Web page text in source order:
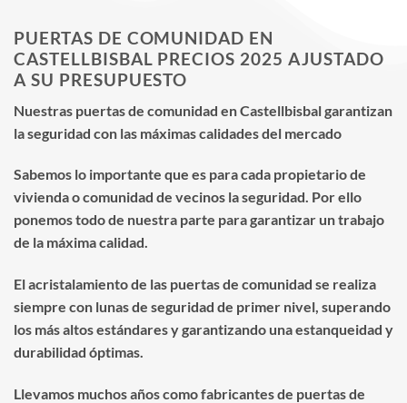
PUERTAS DE COMUNIDAD EN
CASTELLBISBAL PRECIOS 2025 AJUSTADO
A SU PRESUPUESTO
Nuestras puertas de comunidad en Castellbisbal garantizan
la seguridad con las máximas calidades del mercado
Sabemos lo importante que es para cada propietario de
vivienda o comunidad de vecinos la seguridad. Por ello
ponemos todo de nuestra parte para garantizar un trabajo
de la máxima calidad.
El acristalamiento de las puertas de comunidad se realiza
siempre con lunas de seguridad de primer nivel, superando
los más altos estándares y garantizando una estanqueidad y
durabilidad óptimas.
Llevamos muchos años como fabricantes de puertas de